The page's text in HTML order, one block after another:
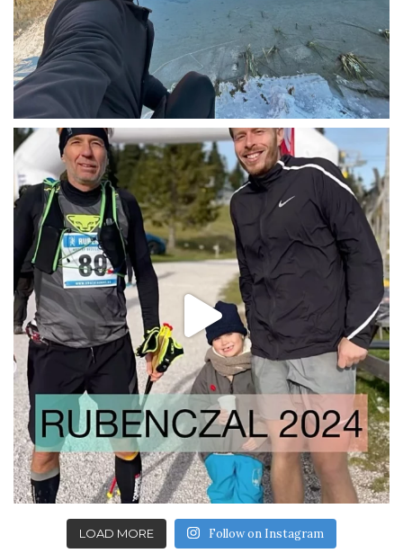
LOAD MORE Follow on Instagram